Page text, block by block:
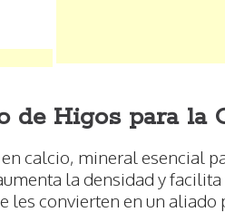
de Higos para la
calcio, mineral esencial
la densidad y
les convierten en un aliado